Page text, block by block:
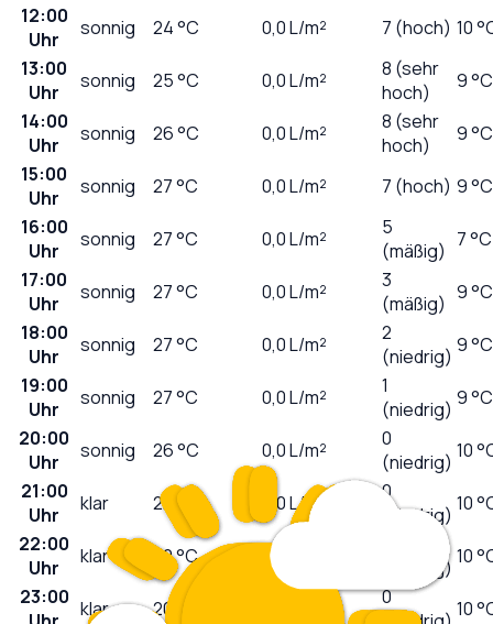
12:00
Uhr
sonnig 24°C 0,0L/m² 7 (hoch) 10
13:00
Uhr
sonnig 25°C 0,0L/m²
8 (sehr
hoch)
9 °C
14:00
Uhr
sonnig 26°C 0,0L/m²
8 (sehr
hoch)
9 °C
15:00
Uhr
sonnig 27°C 0,0L/m² 7 (hoch) 9 °C
16:00
Uhr
sonnig 27°C 0,0L/m²
5
(mäßig) 7 °C
17:00
Uhr
sonnig 27°C 0,0L/m²
3
(mäßig) 9 °C
18:00
Uhr
sonnig 27°C 0,0L/m²
2
(niedrig) 9 °C
19:00
Uhr
sonnig 27°C 0,0L/m²
1
(niedrig) 9 °C
20:00
Uhr
sonnig 26°C 0,0L/m²
0
(niedrig) 10
21:00
Uhr
klar 22 °C 0,0L/m²
0
(niedrig) 10
22:00
Uhr
klar 20°C 0,0
(niedrig) 10
23:00 klar 20 °C
0
10